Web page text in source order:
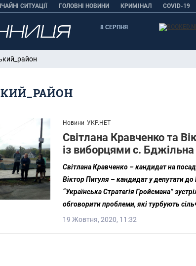
СИТУАЦІЇ ГОЛОВНІ НОВИНИ КРИМІНАЛ COVID-19
8 СЕРПНЯ
Новини УКР.НЕТ
Світлана Кравченко та
із виборцями с.
Світлана Кравченко – кандидат на
Віктор Пигуля – кандидат у депутати до
“Українська Стратегія Гройсмана”
обговорити проблеми, які турбують
19 Жовтня, 2020, 11:32